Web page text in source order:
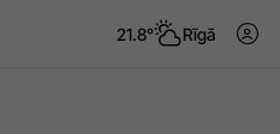
21.8° Rīgā